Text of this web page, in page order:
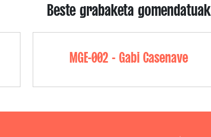
Beste grabaketa gomendatuak
MGE-002 - Gabi Casenave